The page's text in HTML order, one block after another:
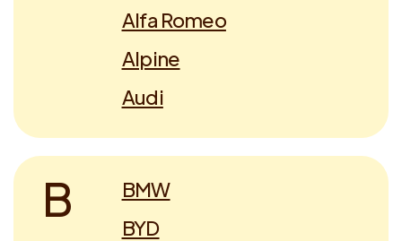
Alfa Romeo
Alpine
Audi
B
BMW
BYD